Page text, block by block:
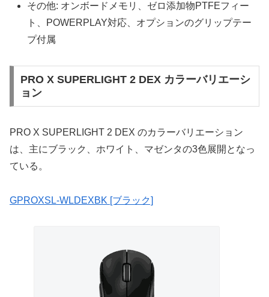
その他: オンボードメモリ、ゼロ添加物PTFEフィー
ト、POWERPLAY対応、オプションのグリップテー
プ付属
PRO X SUPERLIGHT 2 DEX カラーバリエーシ
ョン
PRO X SUPERLIGHT 2 DEX のカラーバリエーション
は、主にブラック、ホワイト、マゼンタの3色展開となっ
ている。
GPROXSL-WLDEXBK [ブラック]